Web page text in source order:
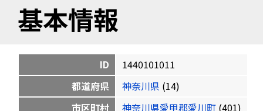
基本情報
ID
1440101011
都道府県
神奈川県 (14)
市区町村
神奈川県愛甲郡愛川町 (401)